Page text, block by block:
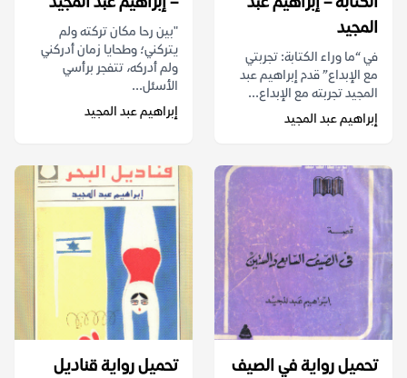
المجيد
في “ما وراء الكتابة: تجربتي
مع الإبداع” قدم إبراهيم عبد
المجيد تجربته مع الإبداع...
إبراهيم عبد المجيد
"بين رحا مكان تركته ولم
يتركني؛ وطحايا زمان أدركني
ولم أدركه، تتفجر برأسي
الأسئل...
إبراهيم عبد المجيد
تحميل رواية في الصيف
تحميل رواية قناديل